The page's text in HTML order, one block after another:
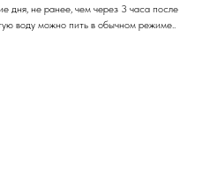
дня, не ранее, чем через 3 часа после
воду можно пить в обычном режиме..